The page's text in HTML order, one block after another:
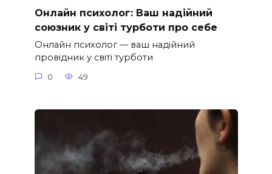
Онлайн психолог: Ваш надійний
союзник у світі турботи про себе
Онлайн психолог — ваш надійний
провідник у світі турботи
0 49